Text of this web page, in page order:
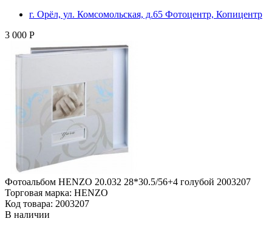
г. Орёл, ул. Комсомольская, д.65 Фотоцентр, Копицентр
3 000 Р
Фотоальбом HENZO 20.032 28*30.5/56+4 голубой 2003207
Торговая марка: HENZO
Код товара: 2003207
В наличии